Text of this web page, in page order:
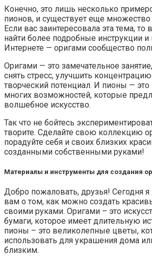
Конечно, это лишь несколько
пионов, и существует еще множество
Если вас заинтересовала эта тема,
найти более подробные инструкции
Интернете — оригами сообщество
Оригами — это замечательное
снять стресс, улучшить
творческий потенциал. И пионы — это
многих возможностей, которые
волшебное искусство.
Так что не бойтесь
творите. Сделайте свою коллекцию
порадуйте себя и своих близких
созданными собственными руками!
Материалы и инструменты для создания
Добро пожаловать, друзья! Сегодня я
вам о том, как можно создать
своими руками. Оригами – это
бумаги, которое имеет длительную
пионы – это великолепные цветы,
использовать для украшения дома
близким.